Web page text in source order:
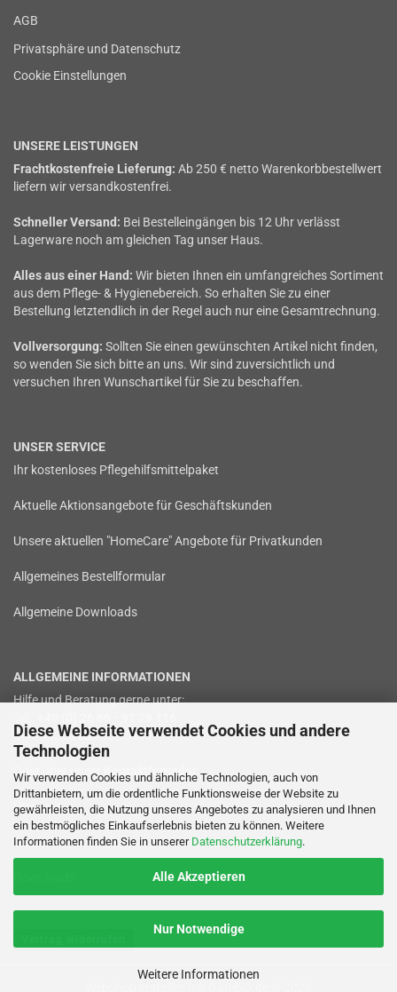
Diese Webseite verwendet Cookies und andere
Technologien
Wir verwenden Cookies und ähnliche Technologien, auch von
Drittanbietern, um die ordentliche Funktionsweise der Website zu
gewährleisten, die Nutzung unseres Angebotes zu analysieren und Ihnen
ein bestmögliches Einkaufserlebnis bieten zu können. Weitere
Informationen finden Sie in unserer Datenschutzerklärung.
Alle Akzeptieren
Nur Notwendige
Weitere Informationen
AGB
Privatsphäre und Datenschutz
Cookie Einstellungen
UNSERE LEISTUNGEN
Frachtkostenfreie Lieferung: Ab 250 € netto Warenkorbbestellwert
liefern wir versandkostenfrei.
Schneller Versand: Bei Bestelleingängen bis 12 Uhr verlässt
Lagerware noch am gleichen Tag unser Haus.
Alles aus einer Hand: Wir bieten Ihnen ein umfangreiches Sortiment
aus dem Pflege- & Hygienebereich. So erhalten Sie zu einer
Bestellung letztendlich in der Regel auch nur eine Gesamtrechnung.
Vollversorgung: Sollten Sie einen gewünschten Artikel nicht finden,
so wenden Sie sich bitte an uns. Wir sind zuversichtlich und
versuchen Ihren Wunschartikel für Sie zu beschaffen.
UNSER SERVICE
Ihr kostenloses Pflegehilfsmittelpaket
Aktuelle Aktionsangebote für Geschäftskunden
Unsere aktuellen "HomeCare" Angebote für Privatkunden
Allgemeines Bestellformular
Allgemeine Downloads
ALLGEMEINE INFORMATIONEN
Hilfe und Beratung gerne unter:
Mo. - Fr. 08:00 - 16:00 Uhr
Oder über unser Kontaktformular
Über uns
Service